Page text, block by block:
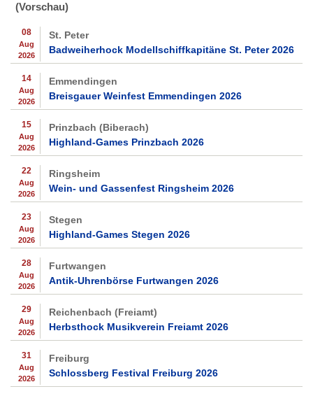
(Vorschau)
08
Aug
2026
St. Peter
Badweiherhock Modellschiffkapitäne St. Peter 2026
14
Aug
2026
Emmendingen
Breisgauer Weinfest Emmendingen 2026
15
Aug
2026
Prinzbach (Biberach)
Highland-Games Prinzbach 2026
22
Aug
2026
Ringsheim
Wein- und Gassenfest Ringsheim 2026
23
Aug
2026
Stegen
Highland-Games Stegen 2026
28
Aug
2026
Furtwangen
Antik-Uhrenbörse Furtwangen 2026
29
Aug
2026
Reichenbach (Freiamt)
Herbsthock Musikverein Freiamt 2026
31
Aug
2026
Freiburg
Schlossberg Festival Freiburg 2026